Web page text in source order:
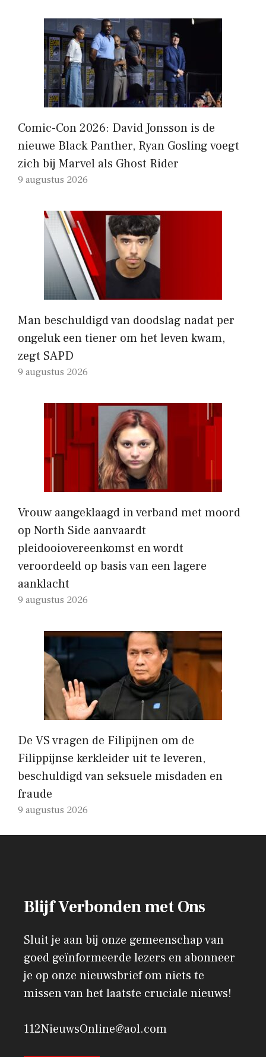
Comic-Con 2026: David Jonsson is de
nieuwe Black Panther, Ryan Gosling voegt
zich bij Marvel als Ghost Rider
9 augustus 2026
Man beschuldigd van doodslag nadat per
ongeluk een tiener om het leven kwam,
zegt SAPD
9 augustus 2026
Vrouw aangeklaagd in verband met moord
op North Side aanvaardt
pleidooiovereenkomst en wordt
veroordeeld op basis van een lagere
aanklacht
9 augustus 2026
De VS vragen de Filipijnen om de
Filippijnse kerkleider uit te leveren,
beschuldigd van seksuele misdaden en
fraude
9 augustus 2026
Blijf Verbonden met Ons
Sluit je aan bij onze gemeenschap van
goed geïnformeerde lezers en abonneer
je op onze nieuwsbrief om niets te
missen van het laatste cruciale nieuws!
112NieuwsOnline@aol.com